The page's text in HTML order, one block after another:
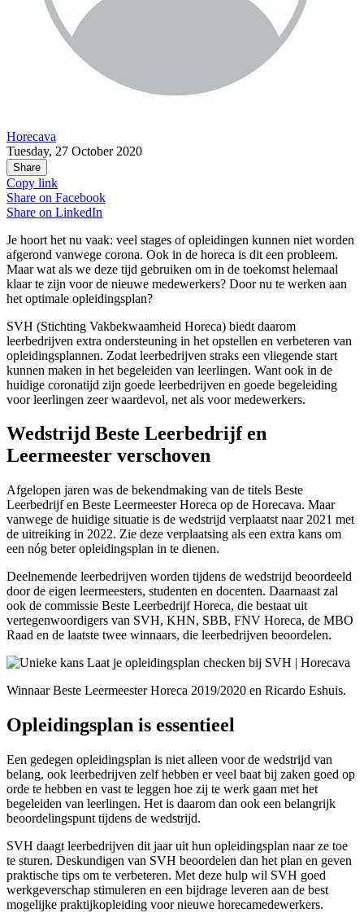
Horecava
Tuesday, 27 October 2020
Share
Copy link
Share on Facebook
Share on LinkedIn
Je hoort het nu vaak: veel stages of opleidingen kunnen niet worden
afgerond vanwege corona. Ook in de horeca is dit een probleem.
Maar wat als we deze tijd gebruiken om in de toekomst helemaal
klaar te zijn voor de nieuwe medewerkers? Door nu te werken aan
het optimale opleidingsplan?
SVH (Stichting Vakbekwaamheid Horeca) biedt daarom
leerbedrijven extra ondersteuning in het opstellen en verbeteren van
opleidingsplannen. Zodat leerbedrijven straks een vliegende start
kunnen maken in het begeleiden van leerlingen. Want ook in de
huidige coronatijd zijn goede leerbedrijven en goede begeleiding
voor leerlingen zeer waardevol, net als voor medewerkers.
Wedstrijd Beste Leerbedrijf en
Leermeester verschoven
Afgelopen jaren was de bekendmaking van de titels Beste
Leerbedrijf en Beste Leermeester Horeca op de Horecava. Maar
vanwege de huidige situatie is de wedstrijd verplaatst naar 2021 met
de uitreiking in 2022. Zie deze verplaatsing als een extra kans om
een nóg beter opleidingsplan in te dienen.
Deelnemende leerbedrijven worden tijdens de wedstrijd beoordeeld
door de eigen leermeesters, studenten en docenten. Daarnaast zal
ook de commissie Beste Leerbedrijf Horeca, die bestaat uit
vertegenwoordigers van SVH, KHN, SBB, FNV Horeca, de MBO
Raad en de laatste twee winnaars, die leerbedrijven beoordelen.
Winnaar Beste Leermeester Horeca 2019/2020 en Ricardo Eshuis.
Opleidingsplan is essentieel
Een gedegen opleidingsplan is niet alleen voor de wedstrijd van
belang, ook leerbedrijven zelf hebben er veel baat bij zaken goed op
orde te hebben en vast te leggen hoe zij te werk gaan met het
begeleiden van leerlingen. Het is daarom dan ook een belangrijk
beoordelingspunt tijdens de wedstrijd.
SVH daagt leerbedrijven dit jaar uit hun opleidingsplan naar ze toe
te sturen. Deskundigen van SVH beoordelen dan het plan en geven
praktische tips om te verbeteren. Met deze hulp wil SVH goed
werkgeverschap stimuleren en een bijdrage leveren aan de best
mogelijke praktijkopleiding voor nieuwe horecamedewerkers.